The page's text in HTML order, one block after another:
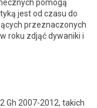
pomogą
jest od czasu do
przeznaczonych
roku zdjąć dywaniki i
Gh 2007-2012, takich